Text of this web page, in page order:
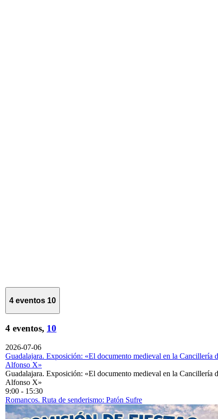
4 eventos 10
4 eventos, 10
2026-07-06
Guadalajara. Exposición: «El documento medieval en la Cancillería
Alfonso X»
Guadalajara. Exposición: «El documento medieval en la Cancillería
Alfonso X»
9:00 - 15:30
Romancos. Ruta de senderismo: Patón Sufre